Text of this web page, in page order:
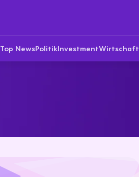
Top NewsPolitikInvestmentWirtschaft